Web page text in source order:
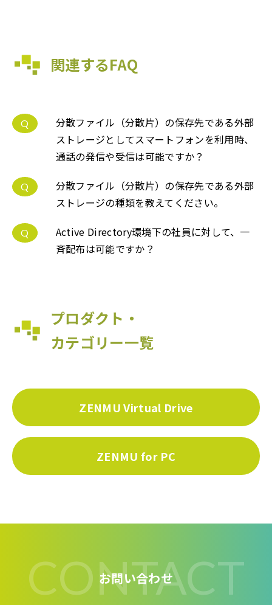
関連するFAQ
Q
分散ファイル（分散片）の保存先である外部
ストレージとしてスマートフォンを利用時、
通話の発信や受信は可能ですか？
Q
分散ファイル（分散片）の保存先である外部
ストレージの種類を教えてください。
Q
Active Directory環境下の社員に対して、一
斉配布は可能ですか？
プロダクト・
カテゴリー一覧
ZENMU Virtual Drive
ZENMU for PC
CONTACT
お問い合わせ